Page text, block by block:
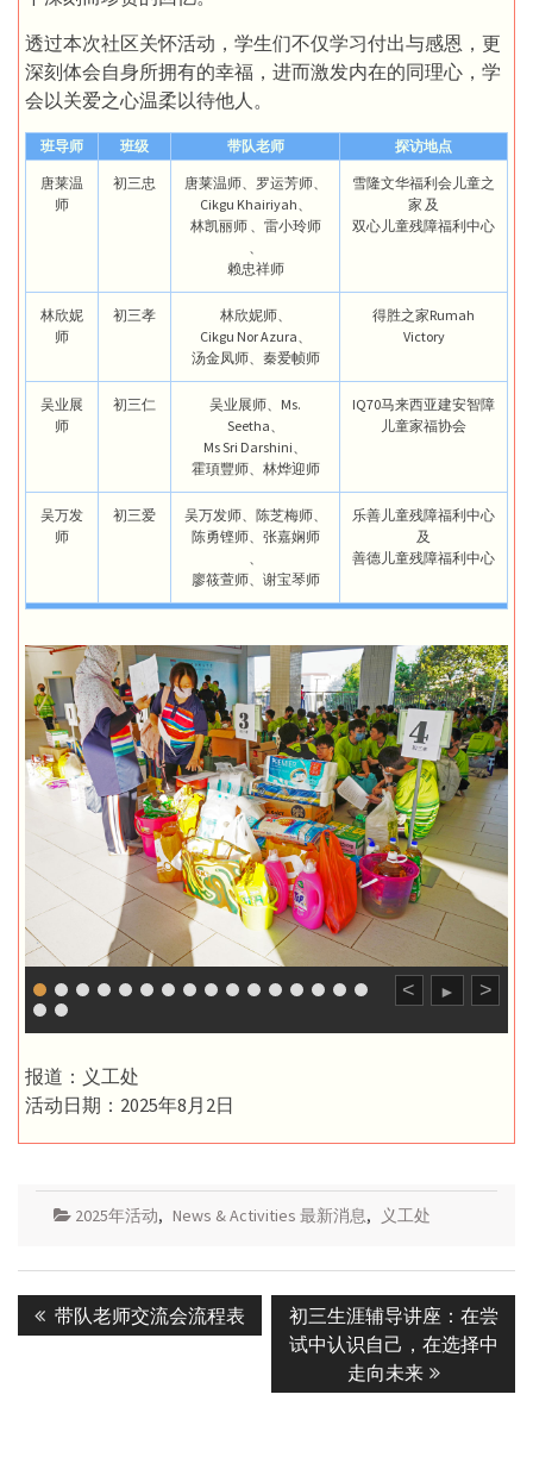
透过本次社区关怀活动，学生们不仅学习付出与感恩，更
深刻体会自身所拥有的幸福，进而激发内在的同理心，学
会以关爱之心温柔以待他人。
班导师 班级 带队老师 探访地点
唐莱温
师
初三忠
唐莱温师、罗运芳师、
Cikgu Khairiyah、
林凯丽师 、雷小玲师
赖忠祥师
雪隆文华福利会儿童之
家 及
双心儿童残障福利中心
林欣妮
师
初三孝
林欣妮师、
Cikgu Nor Azura、
汤金凤师、秦爱帧师
得胜之家Rumah
Victory
吴业展
师
初三仁
吴业展师、Ms.
Seetha、
Ms Sri Darshini、
霍頊豐师、林烨迎师
IQ70马来西亚建安智障
儿童家福协会
吴万发
师
初三爱
吴万发师、陈芝梅师、
陈勇铿师、张嘉娴师
廖筱萱师、谢宝琴师
乐善儿童残障福利中心
及
善德儿童残障福利中心
< ► >
报道：义工处
活动日期：2025年8月2日
2025年活动, News & Activities 最新消息, 义工处
Post
navigation
Previous
post:
带队老师交流会流程表
Next
post:
初三生涯辅导讲座：在尝
试中认识自己，在选择中
走向未来